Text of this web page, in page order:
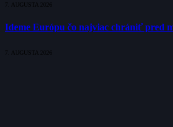
7. AUGUSTA 2026
Ideme Európu čo najviac chrániť pred
7. AUGUSTA 2026